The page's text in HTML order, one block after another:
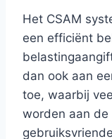
Het CSAM
een efficiënt
dan ook aan
toe, waarbij
worden aan de